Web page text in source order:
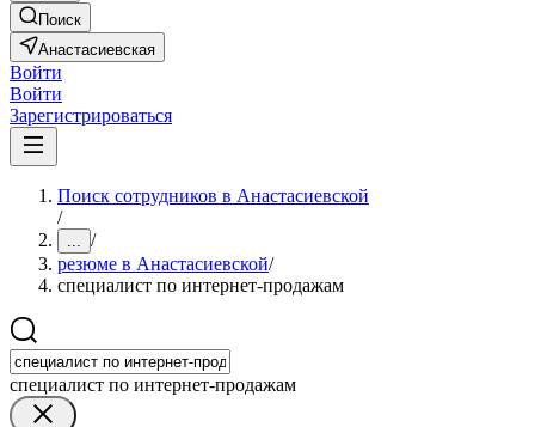
Поиск
Анастасиевская
Войти
Войти
Зарегистрироваться
Поиск сотрудников в Анастасиевской
/
... /
резюме в Анастасиевской/
специалист по интернет-продажам
специалист по интернет-продажам